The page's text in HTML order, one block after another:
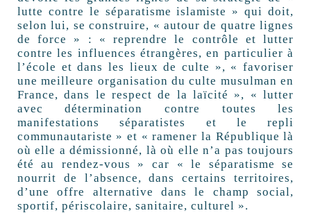
lutte contre le séparatisme islamiste » qui doit,
selon lui, se construire, « autour de quatre lignes
de force » : « reprendre le contrôle et lutter
contre les influences étrangères, en particulier à
l’école et dans les lieux de culte », « favoriser
une meilleure organisation du culte musulman en
France, dans le respect de la laïcité », « lutter
avec détermination contre toutes les
manifestations séparatistes et le repli
communautariste » et « ramener la République là
où elle a démissionné, là où elle n’a pas toujours
été au rendez-vous » car « le séparatisme se
nourrit de l’absence, dans certains territoires,
d’une offre alternative dans le champ social,
sportif, périscolaire, sanitaire, culturel ».